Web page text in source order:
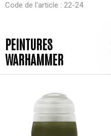
Code de l'article : 22-24
PEINTURES
WARHAMMER